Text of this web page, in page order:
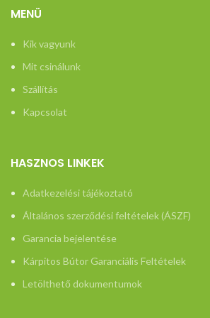
MENÜ
Kik vagyunk
Mit csinálunk
Szállítás
Kapcsolat
HASZNOS LINKEK
Adatkezelési tájékoztató
Általános szerződési feltételek (ÁSZF)
Garancia bejelentése
Kárpitos Bútor Garanciális Feltételek
Letölthető dokumentumok